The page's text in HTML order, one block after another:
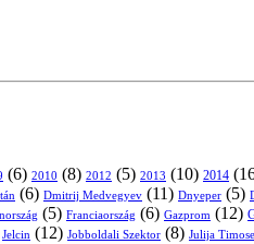
(6) 2010 (8) 2012 (5) 2013 (10) 2014
(6) Dmitrij Medvegyev (11) Dnyeper (5)
(5) Franciaország (6) Gazprom (12)
Jelcin (12) Jobboldali Szektor (8) Julija